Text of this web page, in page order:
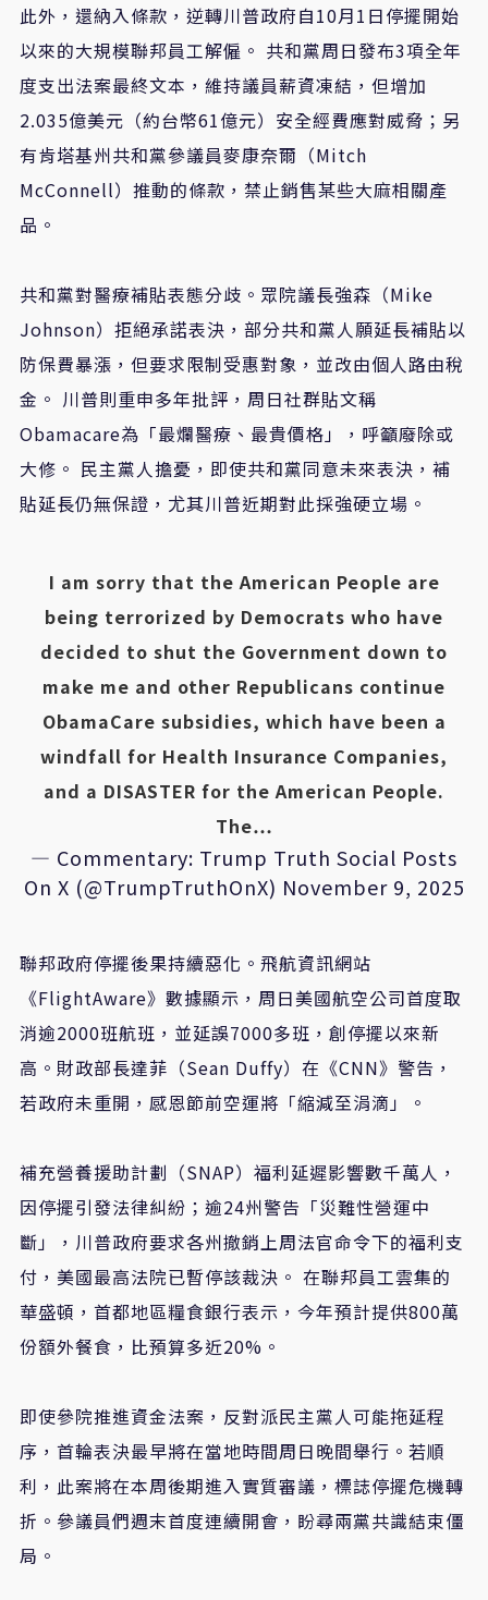
此外，還納入條款，逆轉川普政府自10月1日停擺開始
以來的大規模聯邦員工解僱。 共和黨周日發布3項全年
度支出法案最終文本，維持議員薪資凍結，但增加
2.035億美元（約台幣61億元）安全經費應對威脅；另
有肯塔基州共和黨參議員麥康奈爾（Mitch
McConnell）推動的條款，禁止銷售某些大麻相關產
品。
共和黨對醫療補貼表態分歧。眾院議長強森（Mike
Johnson）拒絕承諾表決，部分共和黨人願延長補貼以
防保費暴漲，但要求限制受惠對象，並改由個人路由稅
金。 川普則重申多年批評，周日社群貼文稱
Obamacare為「最爛醫療、最貴價格」，呼籲廢除或
大修。 民主黨人擔憂，即使共和黨同意未來表決，補
貼延長仍無保證，尤其川普近期對此採強硬立場。
I am sorry that the American People are
being terrorized by Democrats who have
decided to shut the Government down to
make me and other Republicans continue
ObamaCare subsidies, which have been a
windfall for Health Insurance Companies,
and a DISASTER for the American People.
The…
— Commentary: Trump Truth Social Posts
On X (@TrumpTruthOnX) November 9, 2025
聯邦政府停擺後果持續惡化。飛航資訊網站
《FlightAware》數據顯示，周日美國航空公司首度取
消逾2000班航班，並延誤7000多班，創停擺以來新
高。財政部長達菲（Sean Duffy）在《CNN》警告，
若政府未重開，感恩節前空運將「縮減至涓滴」。
補充營養援助計劃（SNAP）福利延遲影響數千萬人，
因停擺引發法律糾紛；逾24州警告「災難性營運中
斷」，川普政府要求各州撤銷上周法官命令下的福利支
付，美國最高法院已暫停該裁決。 在聯邦員工雲集的
華盛頓，首都地區糧食銀行表示，今年預計提供800萬
份額外餐食，比預算多近20%。
即使參院推進資金法案，反對派民主黨人可能拖延程
序，首輪表決最早將在當地時間周日晚間舉行。若順
利，此案將在本周後期進入實質審議，標誌停擺危機轉
折。參議員們週末首度連續開會，盼尋兩黨共識結束僵
局。